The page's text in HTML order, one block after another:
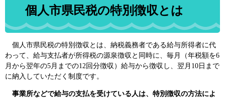
個人市県民税の特別徴収とは
個人市県民税の特別徴収とは、納税義務者である給与所得者に代
わって、給与支払者が所得税の源泉徴収と同時に、毎月（年税額を6
月から翌年の5月までの12回分徴収）給与から徴収し、翌月10日まで
に納入していただく制度です。
事業所などで給与の支払を受けている人は、特別徴収の方法によ